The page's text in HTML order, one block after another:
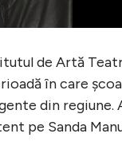
de Artă
în care
din
pe Sanda